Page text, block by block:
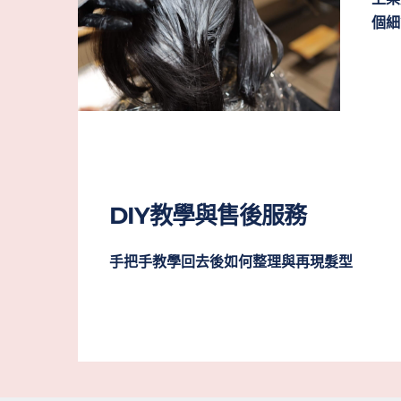
個
DIY教學與售後服務
手把手教學回去後如何整理與再現髮型